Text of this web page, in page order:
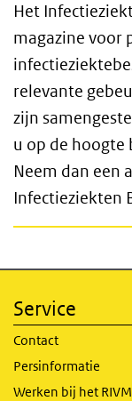
Het
magazine voor
relevante
zijn
u op de hoogte
Neem dan een
Infectieziekten
Service
Contact
Persinformatie
Werken bij het RIVM